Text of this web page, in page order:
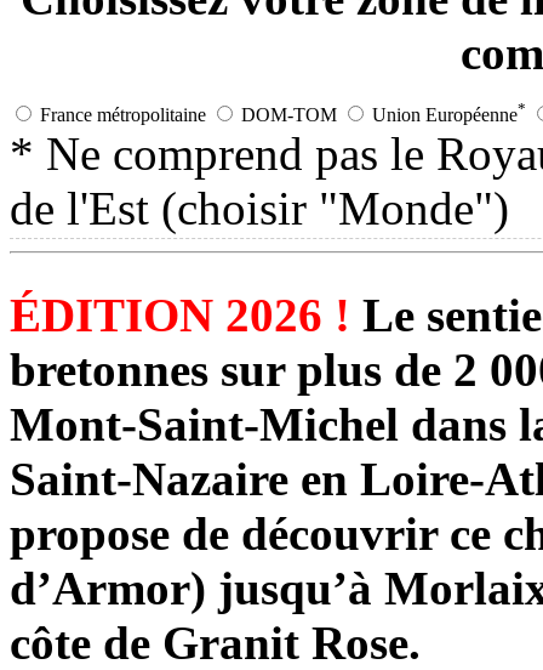
France métropolitaine DOM-TOM Union Européenne*
* Ne comprend pas le
de l'Est (choisir "Monde")
ÉDITION 2026 ! Le
bretonnes sur plus de 2
Mont-Saint-Michel dans
Saint-Nazaire en Loire-
propose de découvrir ce
d’Armor) jusqu’à
côte de Granit Rose.